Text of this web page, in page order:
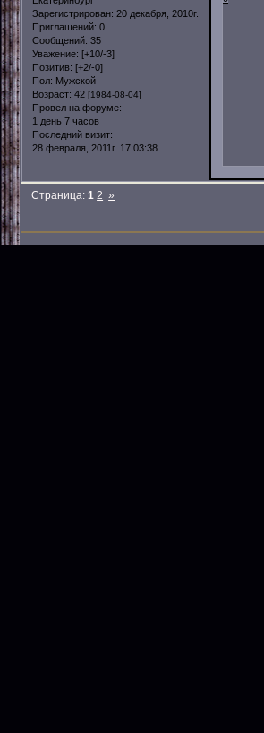
Зарегистрирован: 20 декабря, 2010г.
Приглашений: 0
Сообщений: 35
Уважение: [+10/-3]
Позитив: [+2/-0]
Пол: Мужской
Возраст: 42 [1984-08-04]
Провел на форуме:
1 день 7 часов
Последний визит:
28 февраля, 2011г. 17:03:38
Страница:1 2 »